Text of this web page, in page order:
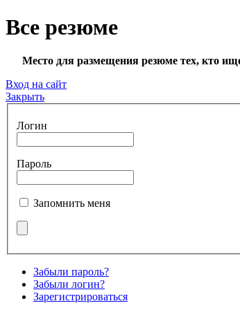
Все резюме
Место для размещения резюме тех, кто
Вход на сайт
Закрыть
Логин
Пароль
Запомнить меня
Забыли пароль?
Забыли логин?
Зарегистрироваться